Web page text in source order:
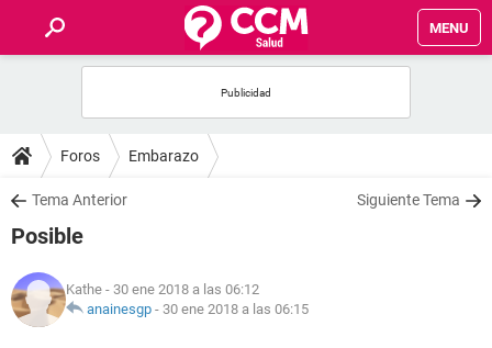
MENU
FOROS
SALUD
NUTRICIÓN
Foros Embarazo
Tema Anterior Siguiente Tema
Posible
Kathe - 30 ene 2018 a las 06:12
anainesgp - 30 ene 2018 a las 06:15